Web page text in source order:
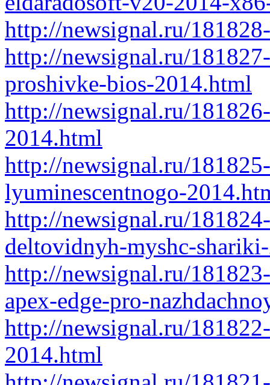
http://newsignal.ru/
http://newsignal.ru/
proshivke-bios-2014.html
http://newsignal.ru/
2014.html
http://newsignal.ru/
lyuminescentnogo-
http://newsignal.ru/
deltovidnyh-myshc-
http://newsignal.ru/
apex-edge-pro-
http://newsignal.ru/
2014.html